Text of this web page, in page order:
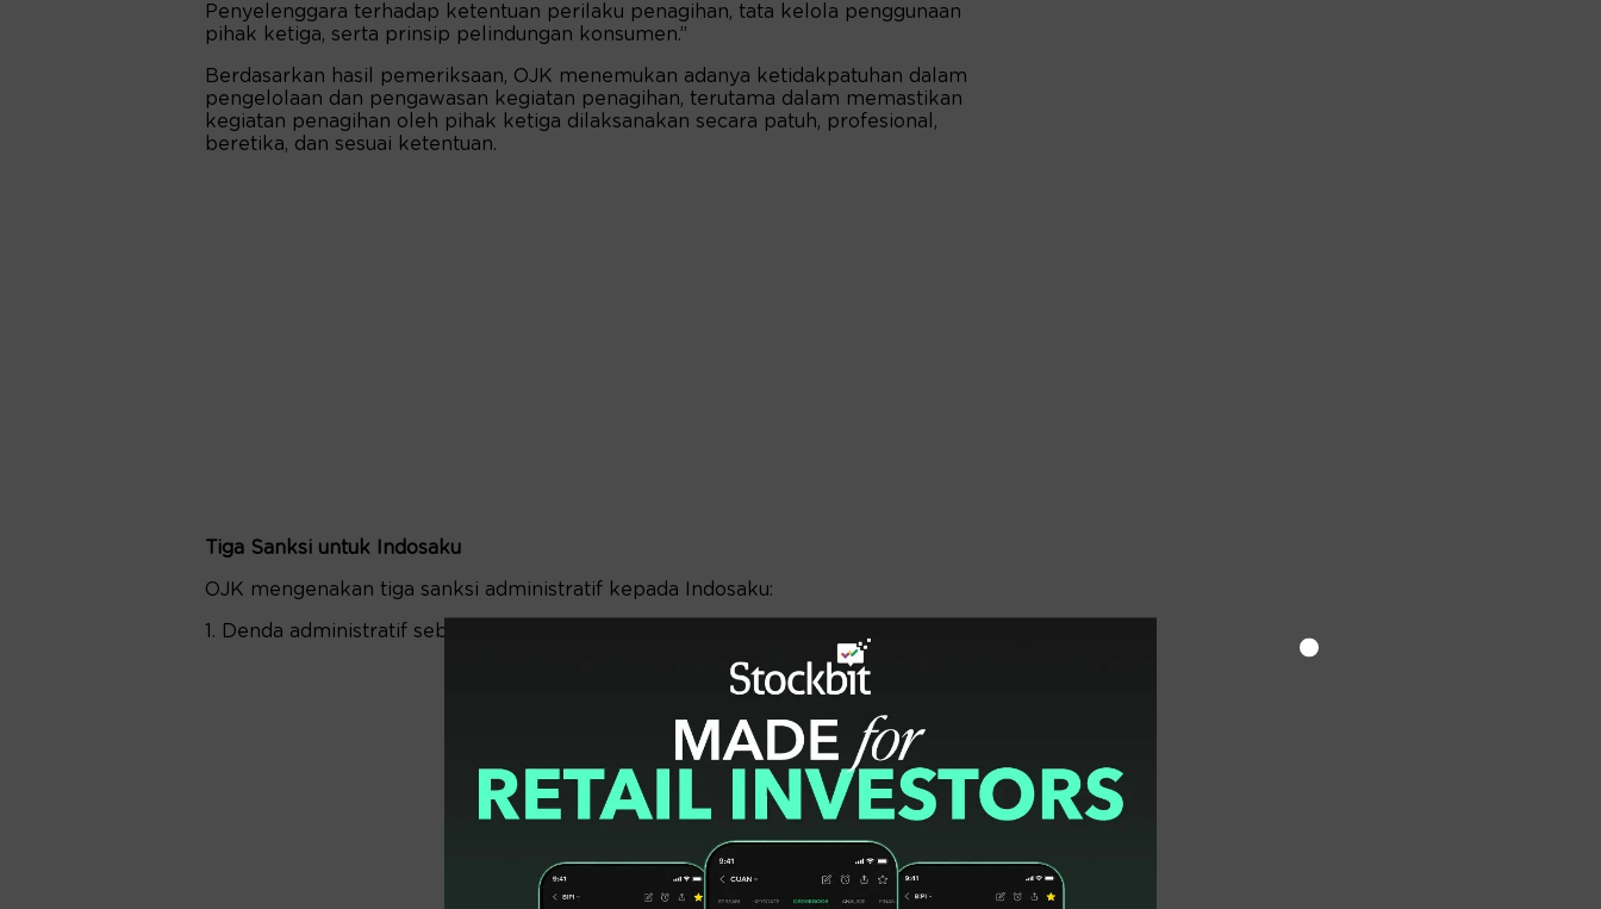
Penyelenggara terhadap ketentuan perilaku penagihan, tata kelola penggunaan
pihak ketiga, serta prinsip pelindungan konsumen.”
Berdasarkan hasil pemeriksaan, OJK menemukan adanya ketidakpatuhan dalam
pengelolaan dan pengawasan kegiatan penagihan, terutama dalam memastikan
kegiatan penagihan oleh pihak ketiga dilaksanakan secara patuh, profesional,
beretika, dan sesuai ketentuan.
Tiga Sanksi untuk Indosaku
OJK mengenakan tiga sanksi administratif kepada Indosaku:
1. Denda administratif sebesar Rp875.000.000;